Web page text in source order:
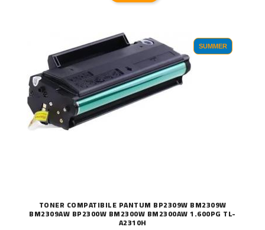
SUMMER
TONER COMPATIBILE PANTUM BP2309W BM2309W
BM2309AW BP2300W BM2300W BM2300AW 1.600PG TL-
A2310H